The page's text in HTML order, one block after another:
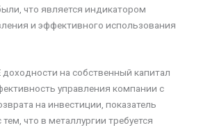
что является индикатором
и эффективного использования
доходности на собственный капитал
управления компании с
на инвестиции, показатель
что в металлургии требуется